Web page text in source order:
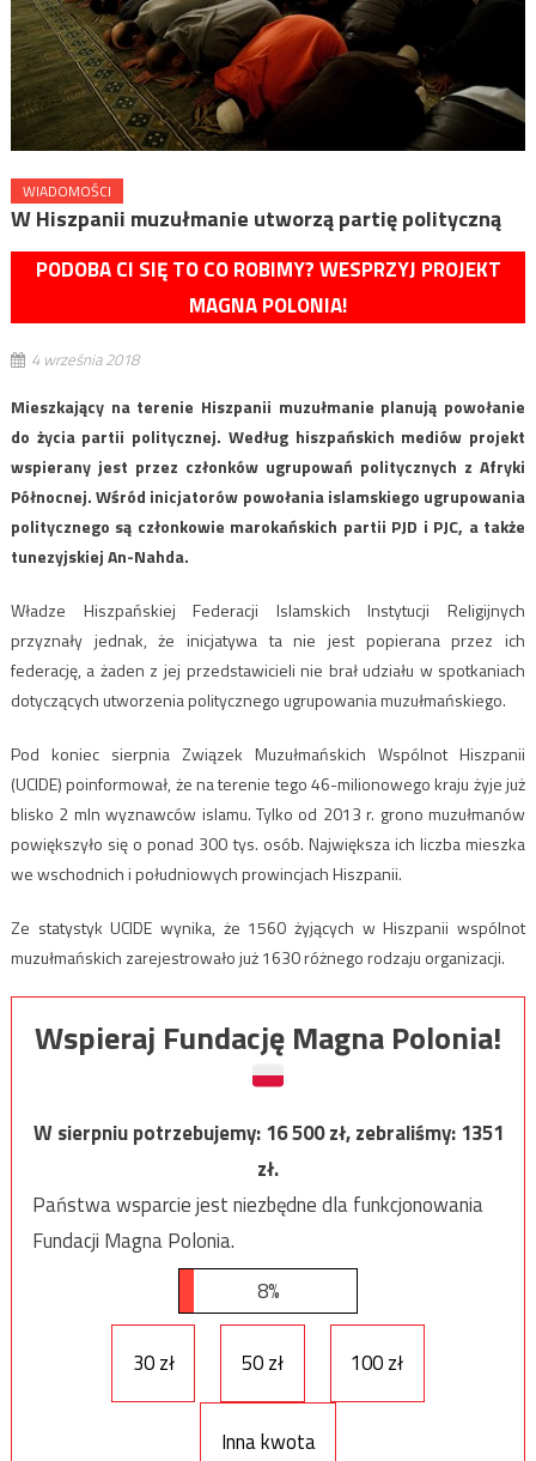
WIADOMOŚCI
W Hiszpanii muzułmanie utworzą partię polityczną
PODOBA CI SIĘ TO CO ROBIMY? WESPRZYJ PROJEKT
MAGNA POLONIA!
4 września 2018
Mieszkający na terenie Hiszpanii muzułmanie planują powołanie
do życia partii politycznej. Według hiszpańskich mediów projekt
wspierany jest przez członków ugrupowań politycznych z Afryki
Północnej. Wśród inicjatorów powołania islamskiego ugrupowania
politycznego są członkowie marokańskich partii PJD i PJC, a także
tunezyjskiej An-Nahda.
Władze Hiszpańskiej Federacji Islamskich Instytucji Religijnych
przyznały jednak, że inicjatywa ta nie jest popierana przez ich
federację, a żaden z jej przedstawicieli nie brał udziału w spotkaniach
dotyczących utworzenia politycznego ugrupowania muzułmańskiego.
Pod koniec sierpnia Związek Muzułmańskich Wspólnot Hiszpanii
(UCIDE) poinformował, że na terenie tego 46-milionowego kraju żyje już
blisko 2 mln wyznawców islamu. Tylko od 2013 r. grono muzułmanów
powiększyło się o ponad 300 tys. osób. Największa ich liczba mieszka
we wschodnich i południowych prowincjach Hiszpanii.
Ze statystyk UCIDE wynika, że 1560 żyjących w Hiszpanii wspólnot
muzułmańskich zarejestrowało już 1630 różnego rodzaju organizacji.
Wspieraj Fundację Magna Polonia!
W sierpniu potrzebujemy:16 500zł, zebraliśmy:1351
zł.
Państwa wsparcie jest niezbędne dla funkcjonowania
Fundacji Magna Polonia.
8%
30 zł 50 zł 100 zł
Inna kwota